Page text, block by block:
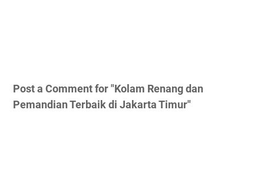
Post a Comment for "Kolam Renang dan
Pemandian Terbaik di Jakarta Timur"